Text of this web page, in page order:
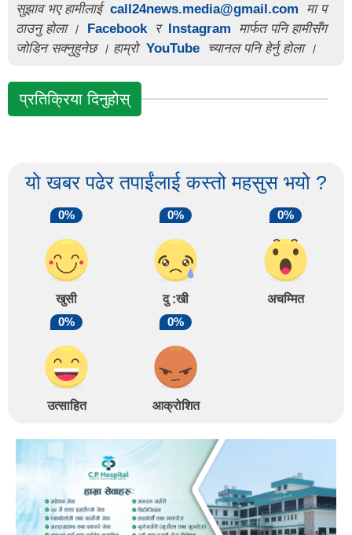
सुझाव भए हामीलाई call24news.media@gmail.com
मा प
ठाउनु होला ।
Facebook र Instagram
मार्फत पनि हामीसँग
जोडिन सक्नुहुनेछ । हाम्रो YouTube च्यानल पनि हेर्नु होला ।
प्रतिक्रिया दिनुहोस्
यो खबर पढेर तपाईंलाई कस्तो महसुस भयो ?
0%
खुसी
0%
दु :खी
0%
अचम्मित
0%
उत्साहित
0%
आक्रोशित